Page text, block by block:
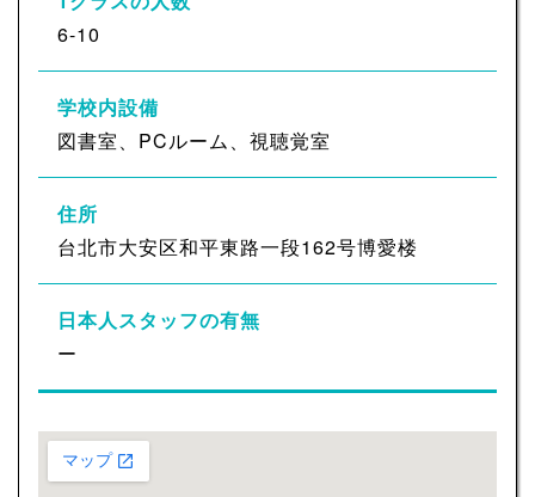
6-10
学校内設備
図書室、PCルーム、視聴覚室
住所
台北市大安区和平東路一段162号博愛楼
日本人スタッフの有無
ー